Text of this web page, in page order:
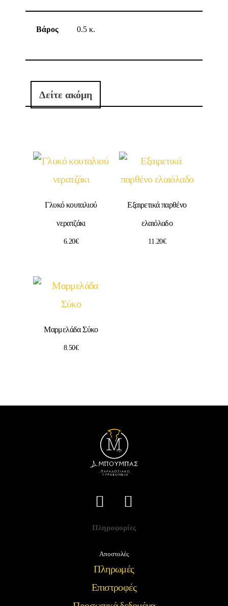
Δείτε ακόμη
Γλυκό κουταλιού
νερατζάκι
6.20€
Εξαιρετικά παρθένο
ελαιόλαδο
11.20€
Μαρμελάδα Σύκο
8.50€
Βάρος 0.5 κ.
Πληροφορίες
Αποστολές
Πληρωμές
Επιστροφές